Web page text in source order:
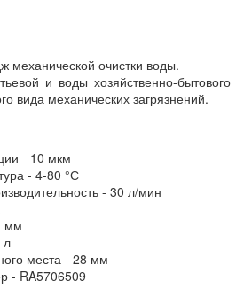
механической очистки воды.
и воды хозяйственно-бытового
вида механических загрязнений.
- 10 мкм
- 4-80 °С
- 30 л/мин
мм
л
места - 28 мм
- RA5706509